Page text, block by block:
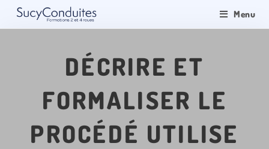
Menu
DÉCRIRE ET
FORMALISER LE
PROCÉDÉ UTILISE